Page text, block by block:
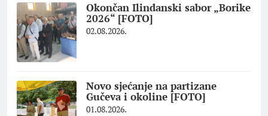
Okončan Ilindanski sabor „Borike
2026“ [FOTO]
02.08.2026.
Novo sjećanje na partizane
Gučeva i okoline [FOTO]
01.08.2026.